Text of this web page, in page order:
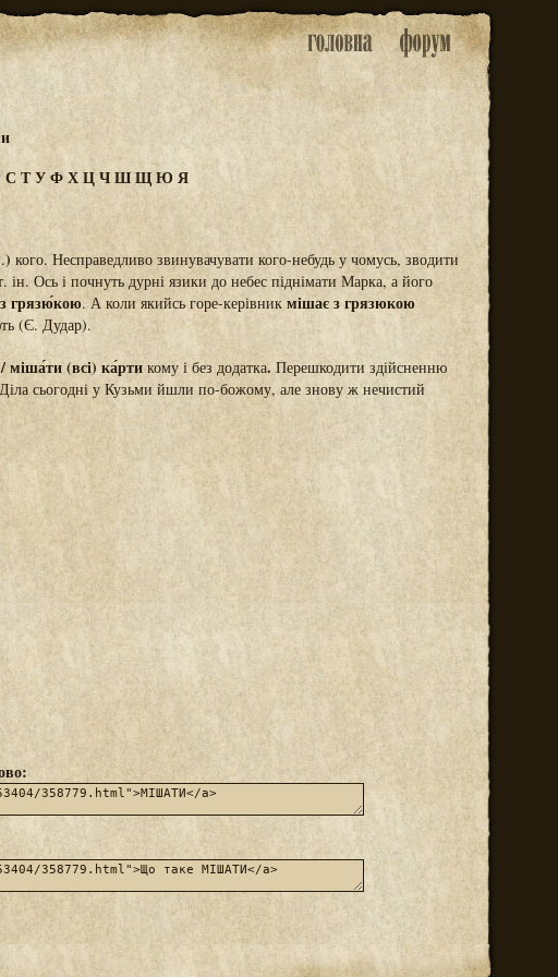
С ТУФХЦЧШЩЮ Я
) кого. Несправедливо звинувачувати кого-небудь у чомусь, зводити
ін. Ось і почнуть дурні язики до небес піднімати Марка, а його
грязю́кою. А коли якийсь горе-керівник мішає з грязюкою
(Є. Дудар).
міша́ти (всі) ка́ртикому і без додатка. Перешкодити здійсненню
сьогодні у Кузьми йшли по-божому, але знову ж нечистий